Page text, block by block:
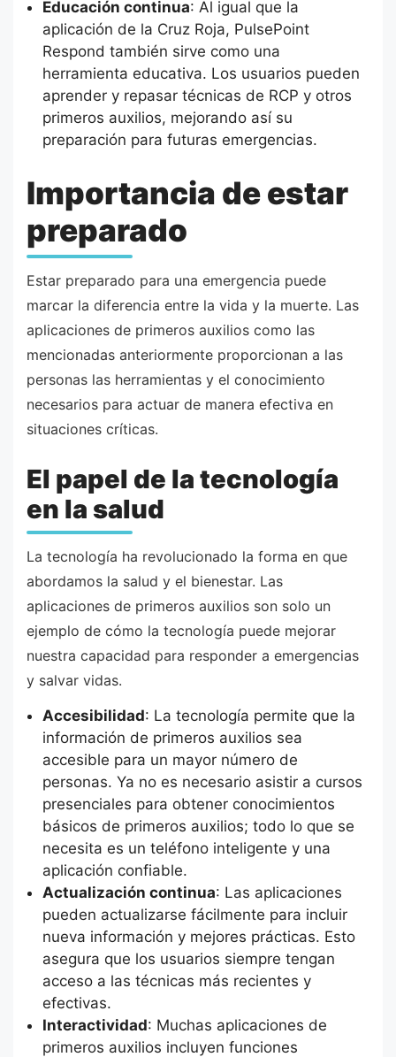
Educación continua: Al igual que la
aplicación de la Cruz Roja, PulsePoint
Respond también sirve como una
herramienta educativa. Los usuarios pueden
aprender y repasar técnicas de RCP y otros
primeros auxilios, mejorando así su
preparación para futuras emergencias.
Importancia de estar
preparado
Estar preparado para una emergencia puede
marcar la diferencia entre la vida y la muerte. Las
aplicaciones de primeros auxilios como las
mencionadas anteriormente proporcionan a las
personas las herramientas y el conocimiento
necesarios para actuar de manera efectiva en
situaciones críticas.
El papel de la tecnología
en la salud
La tecnología ha revolucionado la forma en que
abordamos la salud y el bienestar. Las
aplicaciones de primeros auxilios son solo un
ejemplo de cómo la tecnología puede mejorar
nuestra capacidad para responder a emergencias
y salvar vidas.
Accesibilidad: La tecnología permite que la
información de primeros auxilios sea
accesible para un mayor número de
personas. Ya no es necesario asistir a cursos
presenciales para obtener conocimientos
básicos de primeros auxilios; todo lo que se
necesita es un teléfono inteligente y una
aplicación confiable.
Actualización continua: Las aplicaciones
pueden actualizarse fácilmente para incluir
nueva información y mejores prácticas. Esto
asegura que los usuarios siempre tengan
acceso a las técnicas más recientes y
efectivas.
Interactividad: Muchas aplicaciones de
primeros auxilios incluyen funciones